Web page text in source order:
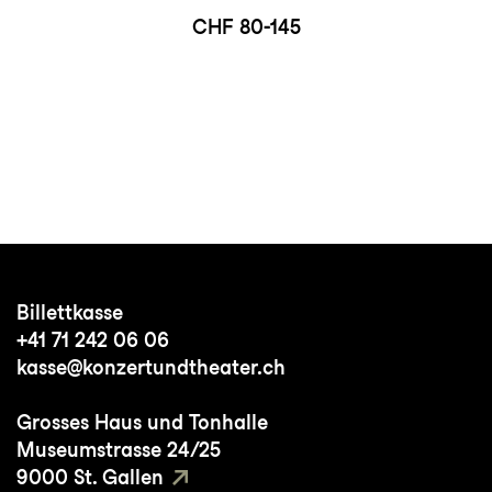
CHF 80-145
Billettkasse
+41 71 242 06 06
kasse@konzertundtheater.ch
Grosses Haus und Tonhalle
Museumstrasse 24/25
9000 St. Gallen